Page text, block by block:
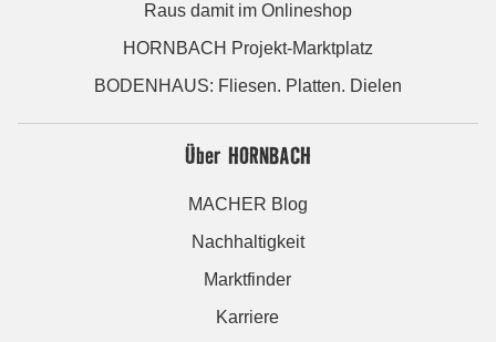
Raus damit im Onlineshop
HORNBACH Projekt-Marktplatz
BODENHAUS: Fliesen. Platten. Dielen
Über HORNBACH
MACHER Blog
Nachhaltigkeit
Marktfinder
Karriere